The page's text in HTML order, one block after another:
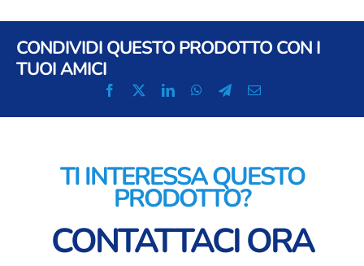
CONDIVIDI QUESTO PRODOTTO CON I
TUOI AMICI
TI INTERESSA QUESTO
PRODOTTO?
CONTATTACI ORA